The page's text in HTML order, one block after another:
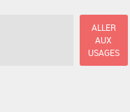
ALLER
AUX
USAGES